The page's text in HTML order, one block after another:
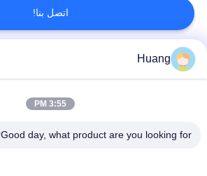
اتصل بنا!
فئات شعبية
بحري
Huang
3:55 PM
Good day, what product are you looking for?